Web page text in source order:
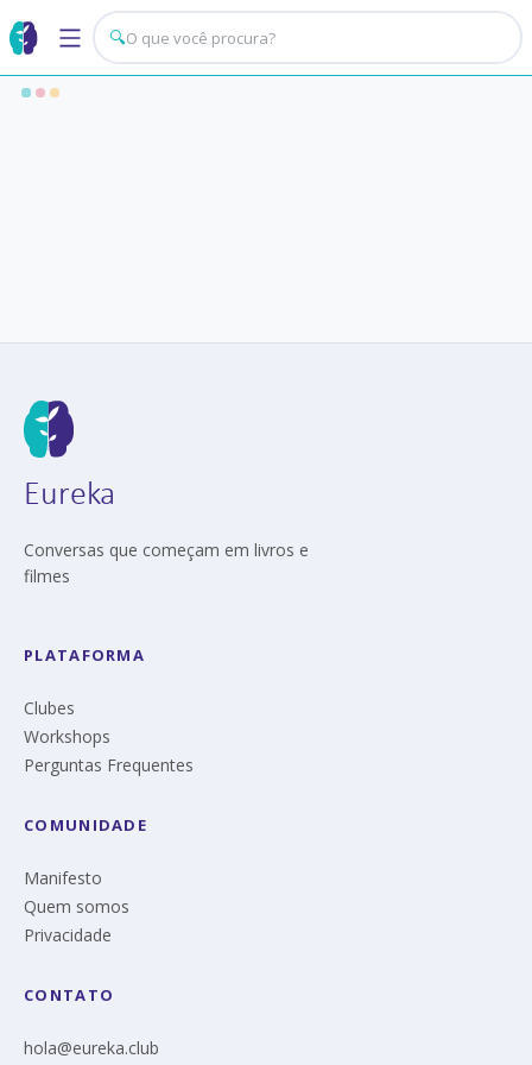
🔍
Eureka
Conversas que começam em livros e
filmes
PLATAFORMA
Clubes
Workshops
Perguntas Frequentes
COMUNIDADE
Manifesto
Quem somos
Privacidade
CONTATO
hola@eureka.club